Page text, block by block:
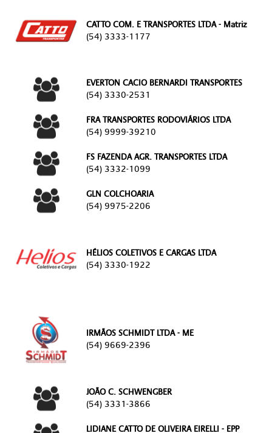
CATTO COM. E TRANSPORTES LTDA - Matriz
(54) 3333-1177
EVERTON CACIO BERNARDI TRANSPORTES
(54) 3330-2531
FRA TRANSPORTES RODOVIÁRIOS LTDA
(54) 9999-39210
FS FAZENDA AGR. TRANSPORTES LTDA
(54) 3332-1099
GLN COLCHOARIA
(54) 9975-2206
HÉLIOS COLETIVOS E CARGAS LTDA
(54) 3330-1922
IRMÃOS SCHMIDT LTDA - ME
(54) 9669-2396
JOÃO C. SCHWENGBER
(54) 3331-3866
LIDIANE CATTO DE OLIVEIRA EIRELLI - EPP